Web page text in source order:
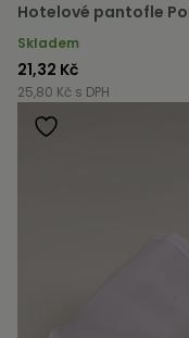
Hotelové pantofle
Skladem
21,32 Kč
25,80 Kč s DPH